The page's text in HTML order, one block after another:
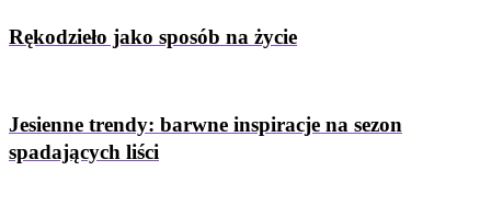
Rękodzieło jako sposób na życie
Jesienne trendy: barwne inspiracje na sezon
spadających liści